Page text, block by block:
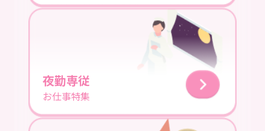
夜勤専従
お仕事特集